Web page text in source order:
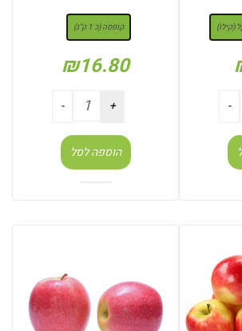
(קילו) קופסה (כ 1 ק"ג)
₪16.80
הוספה לסל